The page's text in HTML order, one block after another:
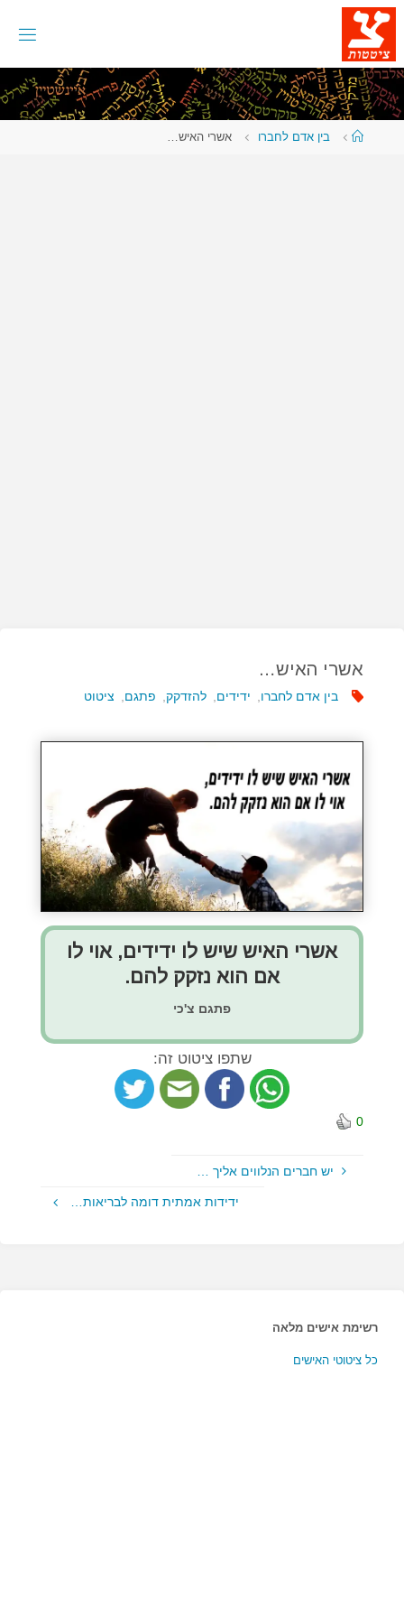
דלגו
לתוכן
עמודבין אדם לחברו אשרי האיש…
אשרי האיש…
בין אדם לחברו ידידים להזדקק פתגם ציטוט
אשרי האיש שיש לו ידידים, אוי לו
אם הוא נזקק להם.
פתגם צ'כי
שתפו ציטוט זה:
0
יש חברים הנלווים אליך …
ידידות אמתית דומה לבריאות…
רשימת אישים מלאה
כל ציטוטי האישים